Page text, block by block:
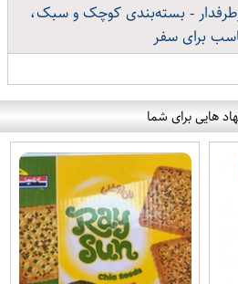
- بسته‌بندی کوچک و سبک،
برای سفر
هایی برای شما